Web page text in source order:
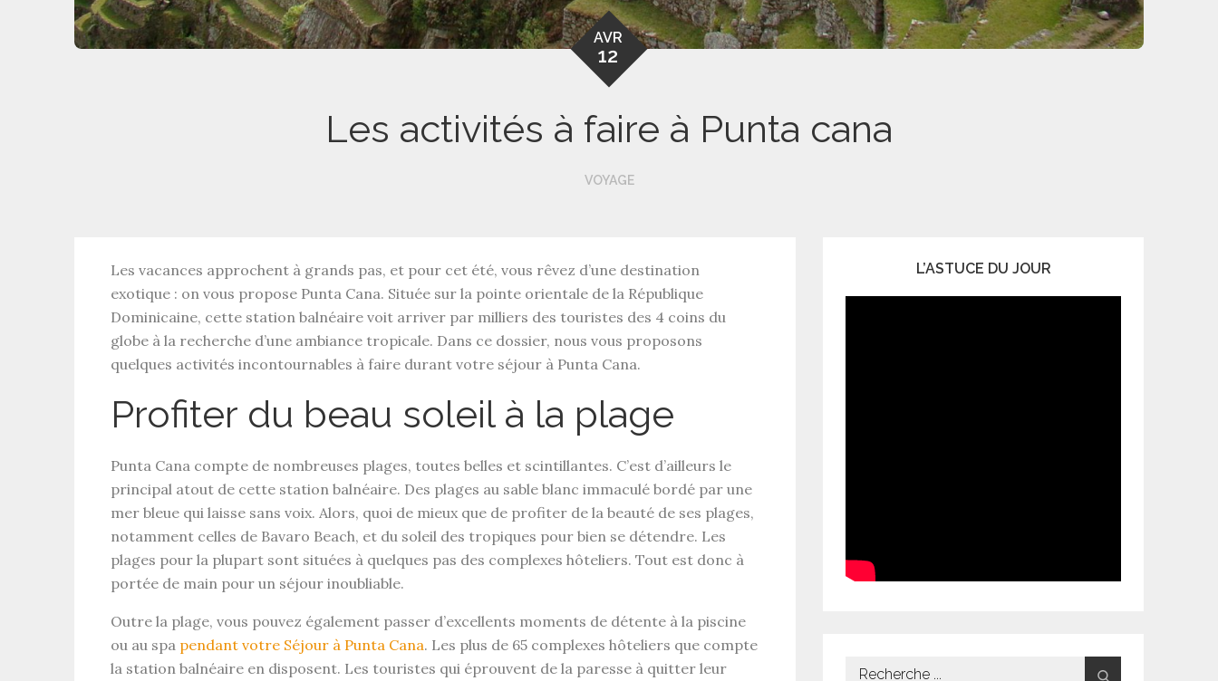
AVR
12
Les activités à faire à Punta cana
VOYAGE
Les vacances approchent à grands pas, et pour cet été, vous rêvez d’une destination
exotique : on vous propose Punta Cana. Située sur la pointe orientale de la République
Dominicaine, cette station balnéaire voit arriver par milliers des touristes des 4 coins du
globe à la recherche d’une ambiance tropicale. Dans ce dossier, nous vous proposons
quelques activités incontournables à faire durant votre séjour à Punta Cana.
Profiter du beau soleil à la plage
Punta Cana compte de nombreuses plages, toutes belles et scintillantes. C’est d’ailleurs le
principal atout de cette station balnéaire. Des plages au sable blanc immaculé bordé par une
mer bleue qui laisse sans voix. Alors, quoi de mieux que de profiter de la beauté de ses plages,
notamment celles de Bavaro Beach, et du soleil des tropiques pour bien se détendre. Les
plages pour la plupart sont situées à quelques pas des complexes hôteliers. Tout est donc à
portée de main pour un séjour inoubliable.
Outre la plage, vous pouvez également passer d’excellents moments de détente à la piscine
ou au spa pendant votre Séjour à Punta Cana. Les plus de 65 complexes hôteliers que compte
la station balnéaire en disposent. Les touristes qui éprouvent de la paresse à quitter leur
L’ASTUCE DU JOUR
Search